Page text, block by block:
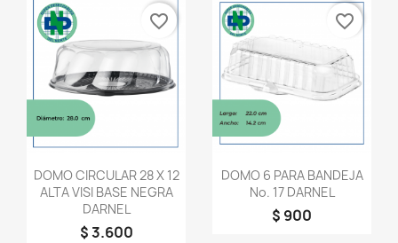
Vista rápida
DOMO CIRCULAR 28 X 12
ALTA VISI BASE NEGRA
DARNEL
$ 3.600
favorite_border
Vista rápida
DOMO 6 PARA BANDEJA
No. 17 DARNEL
$ 900
favorite_border